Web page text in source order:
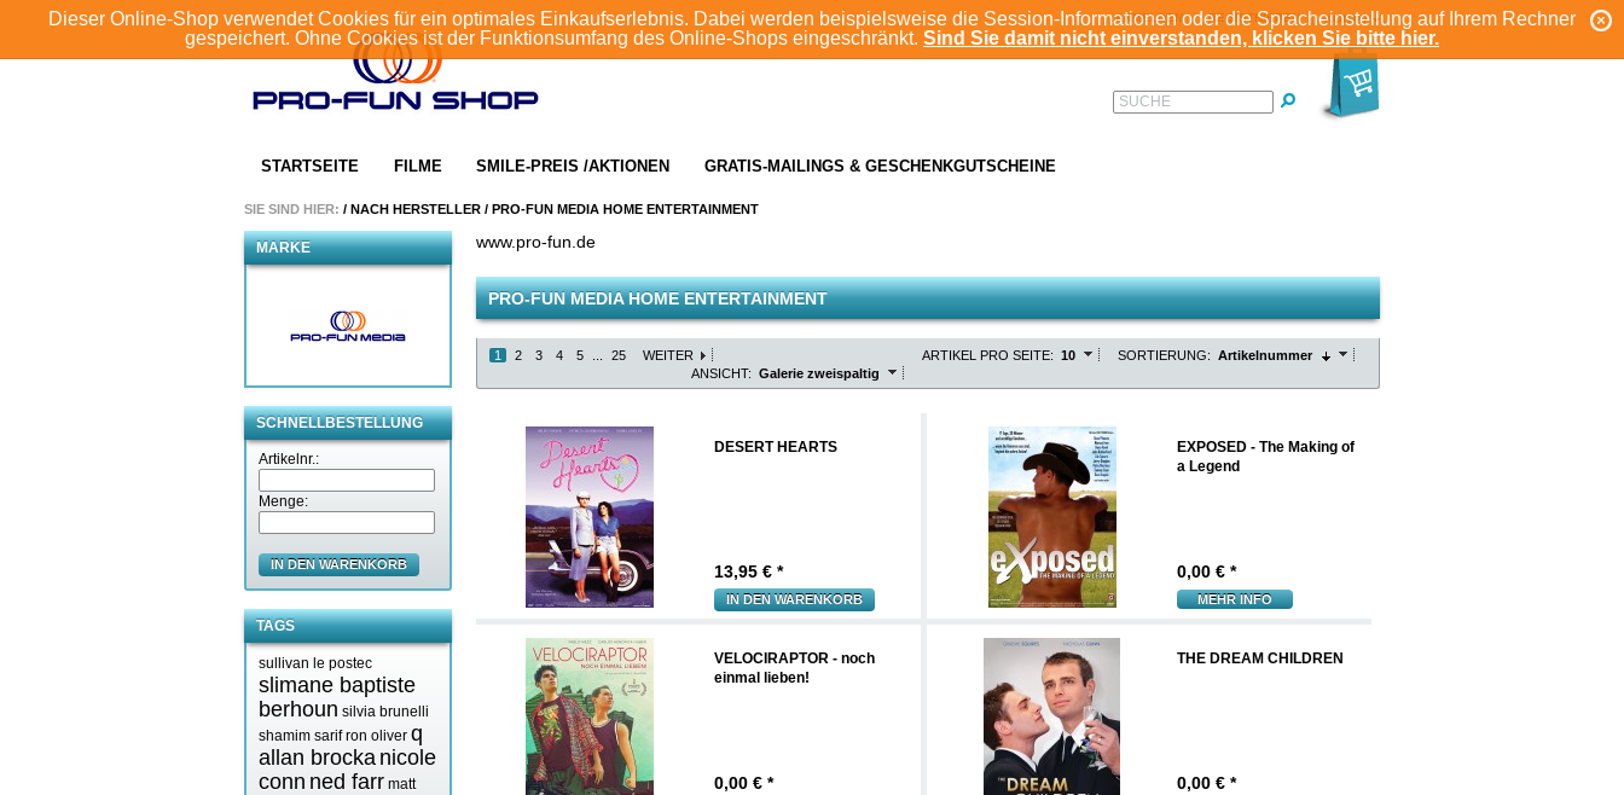
Dieser Online-Shop verwendet Cookies für ein optimales Einkaufserlebnis. Dabei werden beispielsweise die Session-Informationen oder die Spracheinstellung auf Ihrem Rechner
gespeichert. Ohne Cookies ist der Funktionsumfang des Online-Shops eingeschränkt. Sind Sie damit nicht einverstanden, klicken Sie bitte hier.
KONTO
ANMELDEN REGISTRIEREN
STARTSEITE FILME SMILE-PREIS /AKTIONEN GRATIS-MAILINGS & GESCHENKGUTSCHEINE
SUCHE
SIE SIND HIER: / NACH HERSTELLER / PRO-FUN MEDIA HOME ENTERTAINMENT
MARKE
SCHNELLBESTELLUNG
Artikelnr.:
Menge:
IN DEN WARENKORB
TAGS
sullivan le postec
slimane baptiste
berhoun silvia brunelli
shamim sarif ron oliver q
allan brocka nicole
conn ned farr matt
www.pro-fun.de
PRO-FUN MEDIA HOME ENTERTAINMENT
1 2 3 4 5 25 WEITER SORTIERUNG: Artikelnummer
ARTIKEL PRO SEITE: 10
ANSICHT: Galerie zweispaltig
DESERT HEARTS
13,95 € *
IN DEN WARENKORB
EXPOSED - The Making of
a Legend
0,00 € *
MEHR INFO
VELOCIRAPTOR - noch
einmal lieben!
0,00 € *
THE DREAM CHILDREN
0,00 € *